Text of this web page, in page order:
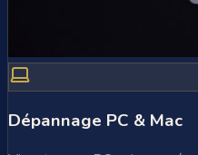
Dépannage PC & Mac